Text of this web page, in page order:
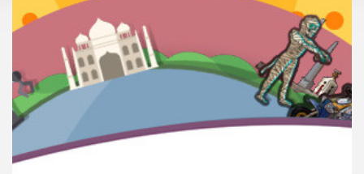
สต์
แนะนำ
เพล
ย์
ลิ
ของ